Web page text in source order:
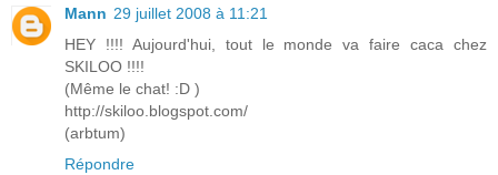
Mann 29 juillet 2008 à 11:21
HEY !!!! Aujourd'hui, tout le monde va faire caca chez
SKILOO !!!!
(Même le chat! :D )
http://skiloo.blogspot.com/
(arbtum)
Répondre